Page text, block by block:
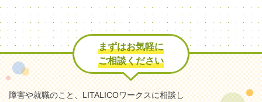
まずはお気軽に
ご相談ください
障害や就職のこと、LITALICOワークスに相談し